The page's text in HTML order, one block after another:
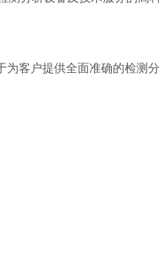
客户提供全面准确的检测